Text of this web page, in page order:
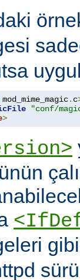
mod_mime_magic. c
"conf/
>